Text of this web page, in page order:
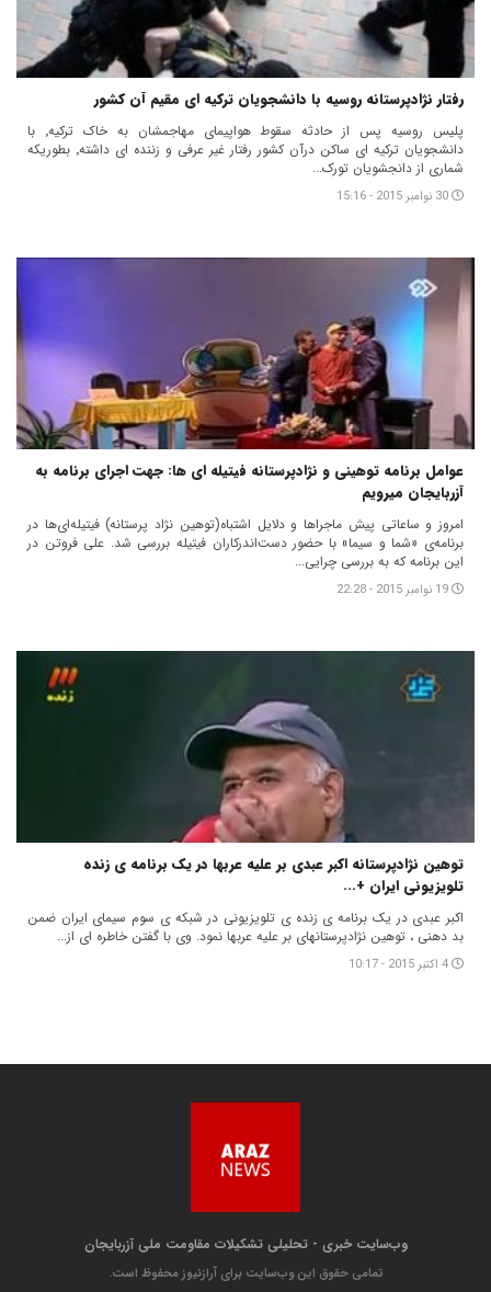
رفتار نژادپرستانه روسیه با دانشجویان ترکیه ای مقیم آن کشور
پلیس روسیه پس از حادثه سقوط هواپیمای مهاجمشان به خاک ترکیه٬ با
دانشجویان ترکیه ای ساکن درآن کشور رفتار غیر عرفی و زننده ای داشته٬ بطوریکه
شماری از دانجشویان تورک...
30 نوامبر 2015 - 15:16
عوامل برنامه توهینی و نژادپرستانه فیتیله ای ها: جهت اجرای برنامه به
آزربایجان میرویم
امروز و ساعاتی پیش ماجراها و دلایل اشتباه(توهین نژاد پرستانه) فیتیله‌ای‌ها در
برنامه‌ی «شما و سیما» با حضور دست‌اندرکاران فیتیله بررسی شد. علی فروتن در
این برنامه که به بررسی چرایی...
19 نوامبر 2015 - 22:28
توهین نژادپرستانه اکبر عبدی بر علیه عربها در یک برنامه ی زنده
تلویزیونی ایران +...
اکبر عبدی در یک برنامه ی زنده ی تلویزیونی در شبکه ی سوم سیمای ایران ضمن
بد دهنی ، توهین نژادپرستانهای بر علیه عربها نمود. وی با گفتن خاطره ای از...
4 اکتبر 2015 - 10:17
وب‌سایت خبری - تحلیلی تشکیلات مقاومت ملی آزربایجان
تمامی حقوق این وب‌سایت برای آرازنیوز محفوظ است.